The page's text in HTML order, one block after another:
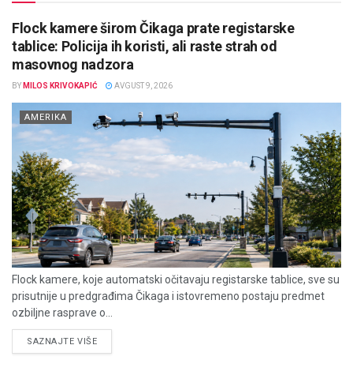
Flock kamere širom Čikaga prate registarske
tablice: Policija ih koristi, ali raste strah od
masovnog nadzora
BY MILOS KRIVOKAPIĆ AVGUST 9, 2026
AMERIKA
Flock kamere, koje automatski očitavaju registarske tablice, sve su
prisutnije u predgrađima Čikaga i istovremeno postaju predmet
ozbiljne rasprave o...
SAZNAJTE VIŠEDETAILS